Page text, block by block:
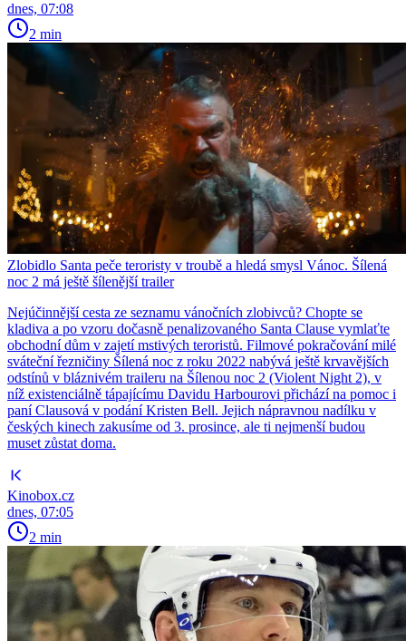
dnes, 07:08
2 min
Zlobidlo Santa peče teroristy v troubě a hledá smysl Vánoc. Šílená
noc 2 má ještě šílenější trailer
Nejúčinnější cesta ze seznamu vánočních zlobivců? Chopte se
kladiva a po vzoru dočasně penalizovaného Santa Clause vymlaťte
obchodní dům v zajetí mstivých teroristů. Filmové pokračování milé
sváteční řezničiny Šílená noc z roku 2022 nabývá ještě krvavějších
odstínů v bláznivém traileru na Šílenou noc 2 (Violent Night 2), v
níž existenciálně tápajícímu Davidu Harbourovi přichází na pomoc i
paní Clausová v podání Kristen Bell. Jejich nápravnou nadílku v
českých kinech zakusíme od 3. prosince, ale ti nejmenší budou
muset zůstat doma.
Kinobox.cz
dnes, 07:05
2 min